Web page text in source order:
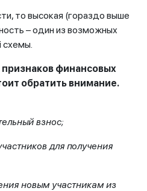
то высокая (гораздо выше
– один из возможных
схемы.
финансовых
обратить внимание.
взнос;
для получения
новым участникам из